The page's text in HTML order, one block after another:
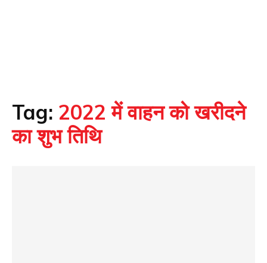
Tag: 2022 में वाहन को खरीदने
का शुभ तिथि